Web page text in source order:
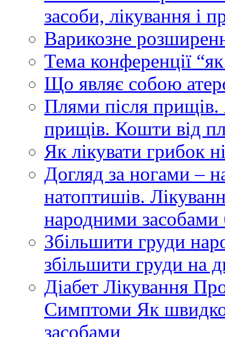
засоби, лікування і
Варикозне
Тема конференції
Що являє собою
Плями після
прищів. Кошти від
Як лікувати грибок
Догляд за ногами –
натоптишів.
народними засобами
Збільшити груди
збільшити груди на
Діабет Лікування
Симптоми Як
засобами